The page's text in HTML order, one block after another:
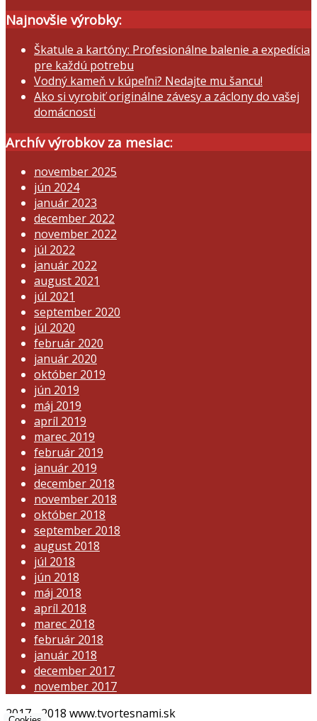
Najnovšie výrobky:
Škatule a kartóny: Profesionálne balenie a expedícia
pre každú potrebu
Vodný kameň v kúpeľni? Nedajte mu šancu!
Ako si vyrobiť originálne závesy a záclony do vašej
domácnosti
Archív výrobkov za mesiac:
november 2025
jún 2024
január 2023
december 2022
november 2022
júl 2022
január 2022
august 2021
júl 2021
september 2020
júl 2020
február 2020
január 2020
október 2019
jún 2019
máj 2019
apríl 2019
marec 2019
február 2019
január 2019
december 2018
november 2018
október 2018
september 2018
august 2018
júl 2018
jún 2018
máj 2018
apríl 2018
marec 2018
február 2018
január 2018
december 2017
november 2017
2017 - 2018 www.tvortesnami.sk